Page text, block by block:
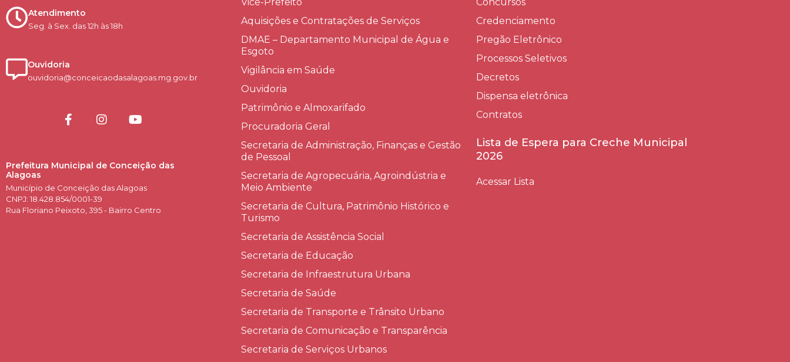
Atendimento
Seg. à Sex. das 12h às 18h
Ouvidoria
ouvidoria@conceicaodasalagoas.mg.gov.br
Prefeitura Municipal de Conceição das
Alagoas
Município de Conceição das Alagoas
CNPJ: 18.428.854/0001-39
Rua Floriano Peixoto, 395 - Bairro Centro
Aquisições e Contratações de Serviços​
DMAE – Departamento Municipal de Água e
Esgoto
Vigilância em Saúde
Ouvidoria
Patrimônio e Almoxarifado
Procuradoria Geral
Secretaria de Administração, Finanças e Gestão
de Pessoal
Secretaria de Agropecuária, Agroindústria e
Meio Ambiente
Secretaria de Cultura, Patrimônio Histórico e
Turismo
Secretaria de Assistência Social
Secretaria de Educação
Secretaria de Infraestrutura Urbana
Secretaria de Saúde
Secretaria de Transporte e Trânsito Urbano
Secretaria de Comunicação e Transparência
Secretaria de Serviços Urbanos
Credenciamento
Pregão Eletrônico
Processos Seletivos
Decretos
Dispensa eletrônica
Contratos
Lista de Espera para Creche Municipal
2026
Acessar Lista